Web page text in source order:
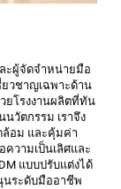
ะผู้จัดจำหน่ายมือ
วชาญเฉพาะด้าน
ยโรงงานผลิตที่ทัน
วัตกรรม เราจึง
อม และคุ้มค่า
วามเป็นเลิศและ
แบบปรับแต่งได้
นระดับมืออาชีพ